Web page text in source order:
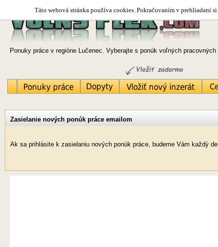
Táto webová stránka používa cookies. Pokračovaním v prehliadaní
Ponuky práce v regióne Lučenec. Vyberajte s ponúk voľných
Zasielanie nových ponúk práce emailom
Ak sa prihlásite k zasielaniu nových ponúk práce, budeme Vám každý